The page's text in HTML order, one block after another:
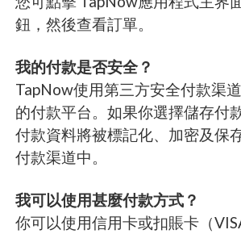
鈕，然後查看訂單。
我的付款是否安全？
TapNow使用第三方安全付款渠
的付款平台。如果你選擇儲存付
付款資料將被標記化、加密及保
付款渠道中。
我可以使用甚麼付款方式？
你可以使用信用卡或扣賬卡（